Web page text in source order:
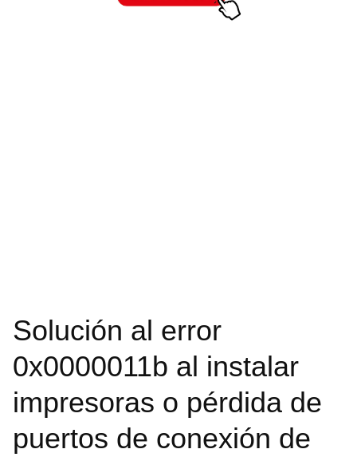
Solución al error
0x0000011b al instalar
impresoras o pérdida de
puertos de conexión de